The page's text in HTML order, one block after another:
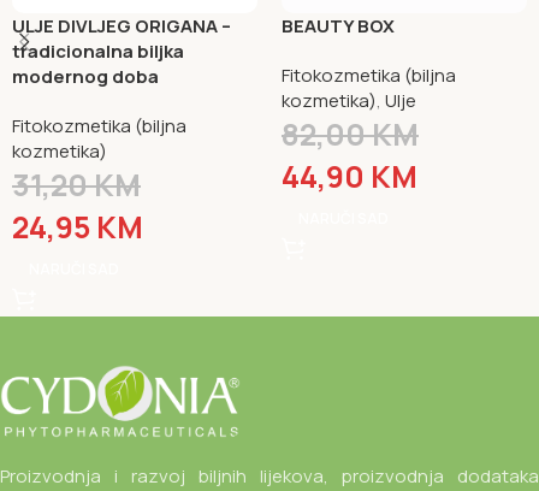
ULJE DIVLJEG ORIGANA –
tradicionalna biljka
modernog doba
Fitokozmetika (biljna
kozmetika)
31,20KM
24,95 KM
BEAUTY BOX
Fitokozmetika (biljna
kozmetika), Ulje
82,00KM
44,90 KM
Proizvodnja i razvoj biljnih lijekova, proizvodnja dodataka